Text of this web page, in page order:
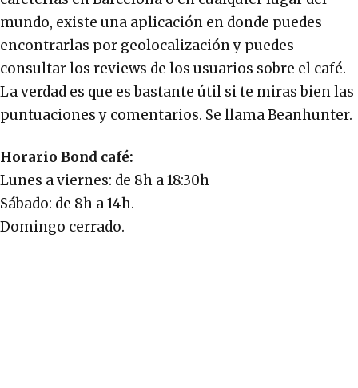
mundo, existe una aplicación en donde puedes
encontrarlas por geolocalización y puedes
consultar los reviews de los usuarios sobre el café.
La verdad es que es bastante útil si te miras bien las
puntuaciones y comentarios. Se llama Beanhunter.
Horario Bond café:
Lunes a viernes: de 8h a 18:30h
Sábado: de 8h a 14h.
Domingo cerrado.